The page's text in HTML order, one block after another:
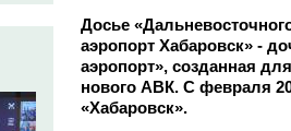
Досье
аэропорт Хабаровск» -
аэропорт», созданная
нового АВК. С февраля
«Хабаровск».